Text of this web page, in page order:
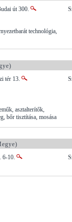
út 300.
technológia,
tér 13.
asztalterítők,
bőr tisztítása, mosása
6-10.